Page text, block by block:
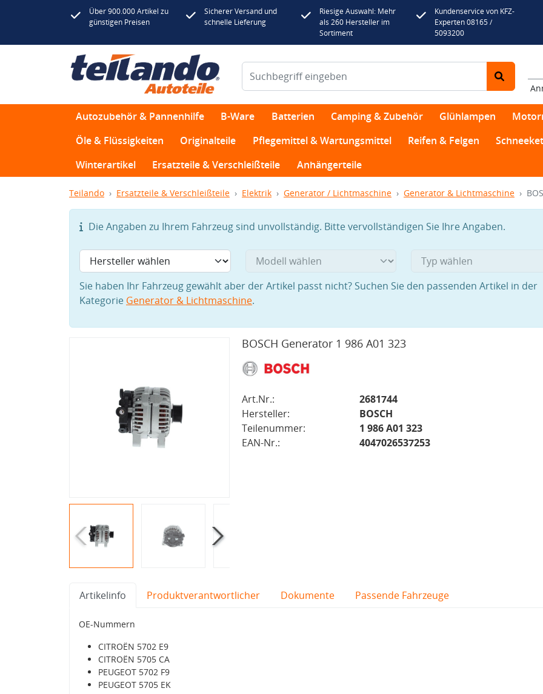
Über 900.000 Artikel zu
günstigen Preisen
Sicherer Versand und
schnelle Lieferung
Riesige Auswahl: Mehr
als 260 Hersteller im
Sortiment
Kundenservice von KFZ-
Experten 08165 /
5093200
Autozubehör & Pannenhilfe B-Ware Batterien Camping & Zubehör Glühlampen
Öle & Flüssigkeiten
Originalteile Pflegemittel & Wartungsmittel Reifen & Felgen
Winterartikel
Ersatzteile & Verschleißteile Anhängerteile
Teilando Ersatzteile & Verschleißteile Elektrik Generator / Lichtmaschine Generator & Lichtmaschine
Die Angaben zu Ihrem Fahrzeug sind unvollständig. Bitte vervollständigen Sie Ihre Angaben.
Sie haben Ihr Fahrzeug gewählt aber der Artikel passt nicht? Suchen Sie den passenden Artikel in der
Kategorie Generator & Lichtmaschine.
BOSCH Generator 1 986 A01 323
Art.Nr.:
2681744
Hersteller:
BOSCH
Teilenummer:
1 986 A01 323
EAN-Nr.:
4047026537253
Artikelinfo Produktverantwortlicher Dokumente Passende Fahrzeuge
OE-Nummern
CITROËN 5702 E9
CITROËN 5705 CA
PEUGEOT 5702 F9
PEUGEOT 5705 EK